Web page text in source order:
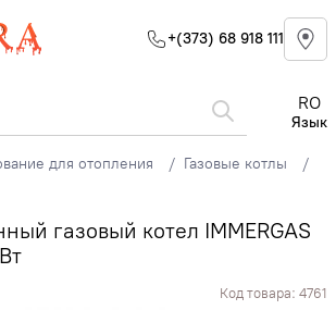
+(373) 68 918 111
RO
Язык
для отопления
Газовые котлы
газовый котел IMMERGAS
Код товара: 4761